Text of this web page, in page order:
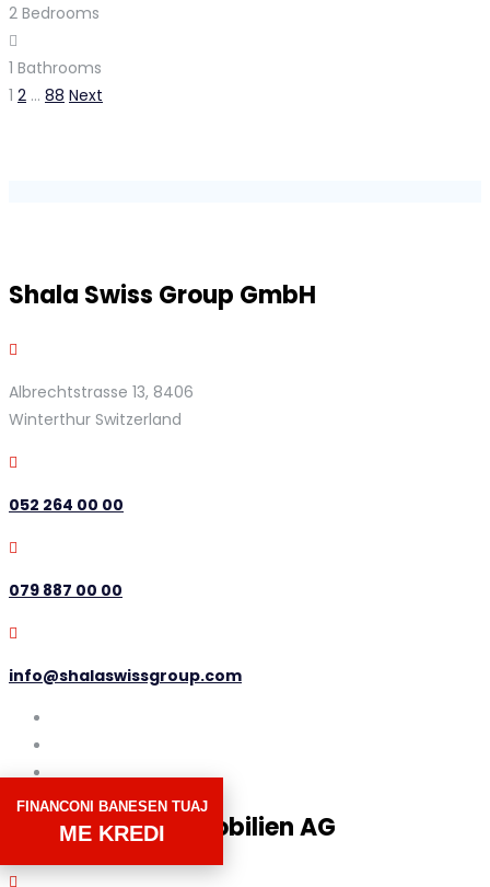
2 Bedrooms
1 Bathrooms
1 2 … 88 Next
Shala Swiss Group GmbH
Albrechtstrasse 13, 8406
Winterthur Switzerland
052 264 00 00
079 887 00 00
info@shalaswissgroup.com
Shala Swiss Immobilien AG
FINANCONI BANESEN TUAJ
ME KREDI